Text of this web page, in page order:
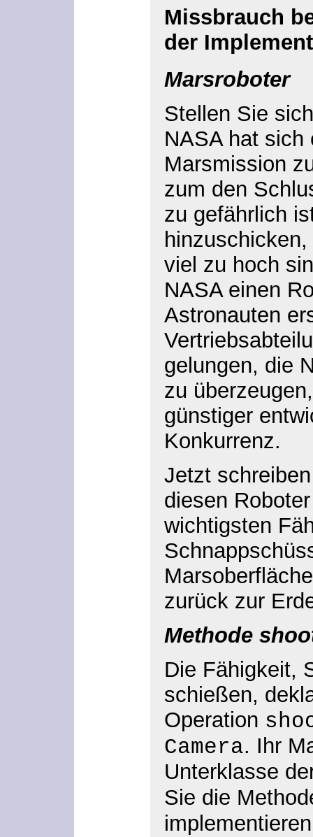
Missbrauch
der
Marsroboter
Stellen Sie
NASA hat sich
Marsmission
zum den
zu gefährlich
viel zu hoch
NASA einen
Astronauten
gelungen, die
zu
günstiger
Konkurrenz.
Jetzt
diesen
wichtigsten
zurück zur
Methode
Die Fähigkeit,
schießen,
Operation
Camera. Ihr
Unterklasse
Sie die